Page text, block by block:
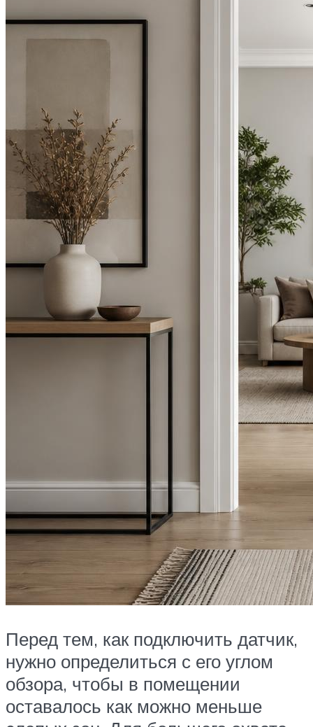
Перед тем, как подключить датчик,
нужно определиться с его углом
обзора, чтобы в помещении
оставалось как можно меньше